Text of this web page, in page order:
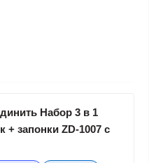
Набор 3 в 1
+ запонки ZD-1007 с